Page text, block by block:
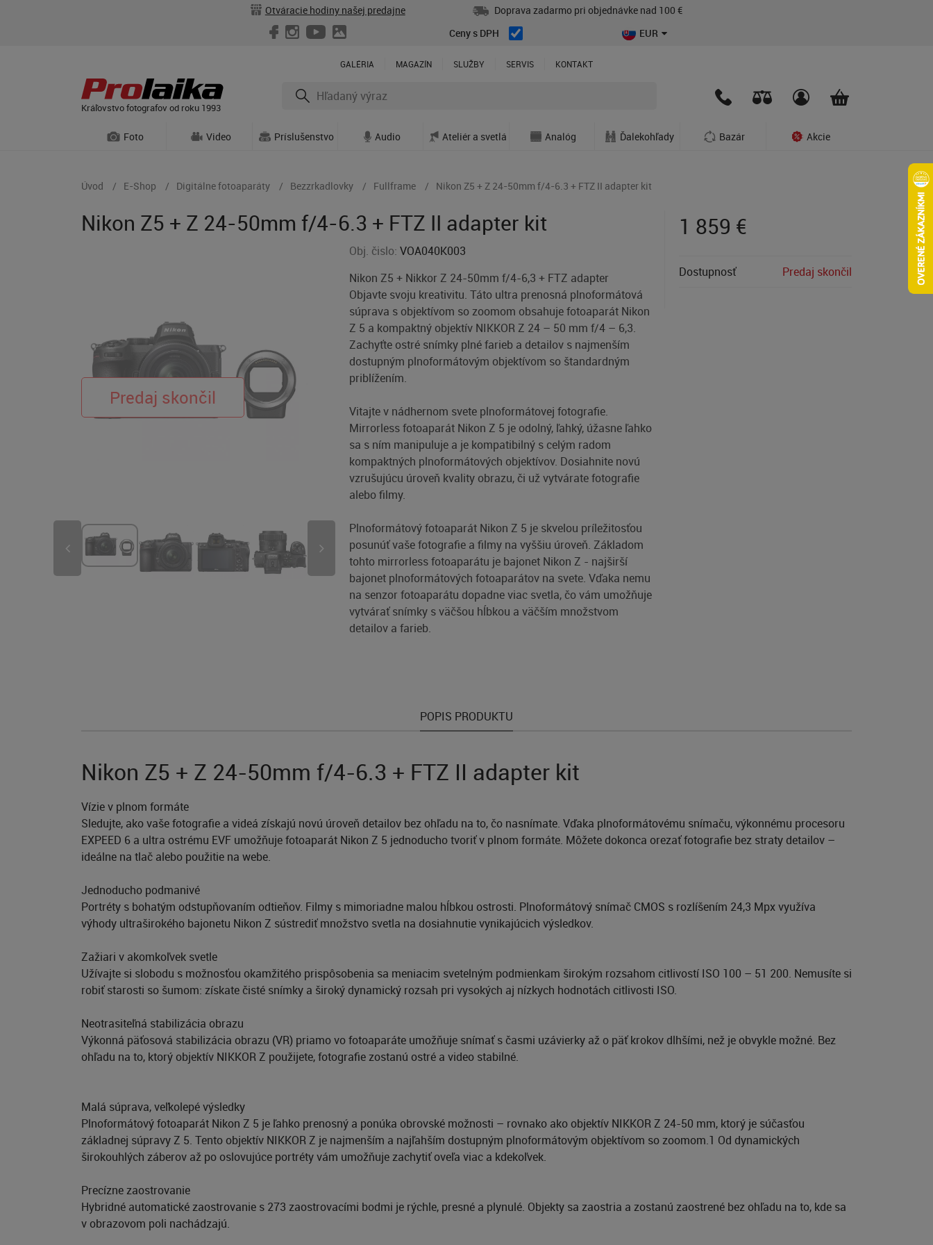
Otváracie hodiny našej predajne
Doprava zadarmo pri objednávke nad 100 €
Ceny s DPH
EUR
GALÉRIA MAGAZÍN SLUŽBY SERVIS KONTAKT
Kráľovstvo fotografov od roku 1993
Foto Video Príslušenstvo Audio Ateliér a svetlá Analóg Ďalekohľady Bazár Akcie
Úvod E-Shop Digitálne fotoaparáty Bezzrkadlovky Fullframe Nikon Z5 + Z 24-50mm f/4-6.3 + FTZ II adapter kit
Nikon Z5 + Z 24-50mm f/4-6.3 + FTZ II adapter kit
Obj. čislo:VOA040K003
Nikon Z5 + Nikkor Z 24-50mm f/4-6,3 + FTZ adapter
Objavte svoju kreativitu. Táto ultra prenosná plnoformátová
súprava s objektívom so zoomom obsahuje fotoaparát Nikon
Z 5 a kompaktný objektív NIKKOR Z 24 – 50 mm f/4 – 6,3.
Zachyťte ostré snímky plné farieb a detailov s najmenším
dostupným plnoformátovým objektívom so štandardným
priblížením.
Vitajte v nádhernom svete plnoformátovej fotografie.
Mirrorless fotoaparát Nikon Z 5 je odolný, ľahký, úžasne ľahko
sa s ním manipuluje a je kompatibilný s celým radom
kompaktných plnoformátových objektívov. Dosiahnite novú
vzrušujúcu úroveň kvality obrazu, či už vytvárate fotografie
alebo filmy.
Plnoformátový fotoaparát Nikon Z 5 je skvelou príležitosťou
posunúť vaše fotografie a filmy na vyššiu úroveň. Základom
tohto mirrorless fotoaparátu je bajonet Nikon Z - najširší
bajonet plnoformátových fotoaparátov na svete. Vďaka nemu
na senzor fotoaparátu dopadne viac svetla, čo vám umožňuje
vytvárať snímky s väčšou hĺbkou a väčším množstvom
detailov a farieb.
1 859 €
Dostupnosť Predaj skončil
POPIS PRODUKTU
Nikon Z5 + Z 24-50mm f/4-6.3 + FTZ II adapter kit
Vízie v plnom formáte
Sledujte, ako vaše fotografie a videá získajú novú úroveň detailov bez ohľadu na to, čo nasnímate. Vďaka plnoformátovému snímaču, výkonnému procesoru
EXPEED 6 a ultra ostrému EVF umožňuje fotoaparát Nikon Z 5 jednoducho tvoriť v plnom formáte. Môžete dokonca orezať fotografie bez straty detailov –
ideálne na tlač alebo použitie na webe.
Jednoducho podmanivé
Portréty s bohatým odstupňovaním odtieňov. Filmy s mimoriadne malou hĺbkou ostrosti. Plnoformátový snímač CMOS s rozlíšením 24,3 Mpx využíva
výhody ultraširokého bajonetu Nikon Z sústrediť množstvo svetla na dosiahnutie vynikajúcich výsledkov.
Zažiari v akomkoľvek svetle
Užívajte si slobodu s možnosťou okamžitého prispôsobenia sa meniacim svetelným podmienkam širokým rozsahom citlivostí ISO 100 – 51 200. Nemusíte si
robiť starosti so šumom: získate čisté snímky a široký dynamický rozsah pri vysokých aj nízkych hodnotách citlivosti ISO.
Neotrasiteľná stabilizácia obrazu
Výkonná päťosová stabilizácia obrazu (VR) priamo vo fotoaparáte umožňuje snímať s časmi uzávierky až o päť krokov dlhšími, než je obvykle možné. Bez
ohľadu na to, ktorý objektív NIKKOR Z použijete, fotografie zostanú ostré a video stabilné.
Malá súprava, veľkolepé výsledky
Plnoformátový fotoaparát Nikon Z 5 je ľahko prenosný a ponúka obrovské možnosti – rovnako ako objektív NIKKOR Z 24-50 mm, ktorý je súčasťou
základnej súpravy Z 5. Tento objektív NIKKOR Z je najmenším a najľahším dostupným plnoformátovým objektívom so zoomom.1 Od dynamických
širokouhlých záberov až po oslovujúce portréty vám umožňuje zachytiť oveľa viac a kdekoľvek.
Precízne zaostrovanie
Hybridné automatické zaostrovanie s 273 zaostrovacími bodmi je rýchle, presné a plynulé. Objekty sa zaostria a zostanú zaostrené bez ohľadu na to, kde sa
v obrazovom poli nachádzajú.